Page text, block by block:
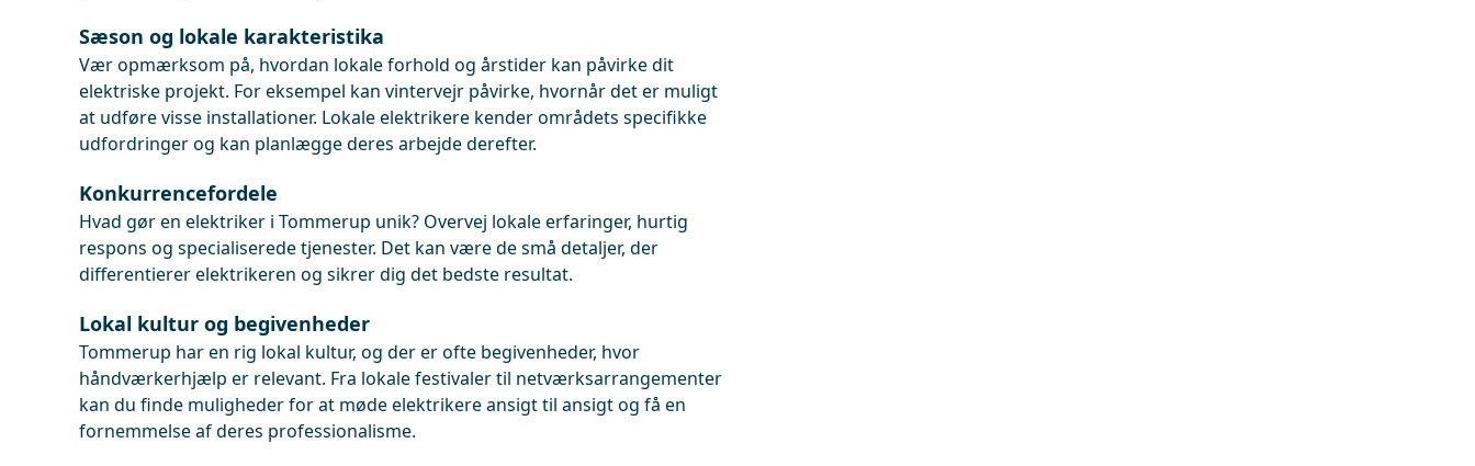
Sæson og lokale karakteristika
Vær opmærksom på, hvordan lokale forhold og årstider kan påvirke dit
elektriske projekt. For eksempel kan vintervejr påvirke, hvornår det er muligt
at udføre visse installationer. Lokale elektrikere kender områdets specifikke
udfordringer og kan planlægge deres arbejde derefter.
Konkurrencefordele
Hvad gør en elektriker i Tommerup unik? Overvej lokale erfaringer, hurtig
respons og specialiserede tjenester. Det kan være de små detaljer, der
differentierer elektrikeren og sikrer dig det bedste resultat.
Lokal kultur og begivenheder
Tommerup har en rig lokal kultur, og der er ofte begivenheder, hvor
håndværkerhjælp er relevant. Fra lokale festivaler til netværksarrangementer
kan du finde muligheder for at møde elektrikere ansigt til ansigt og få en
fornemmelse af deres professionalisme.